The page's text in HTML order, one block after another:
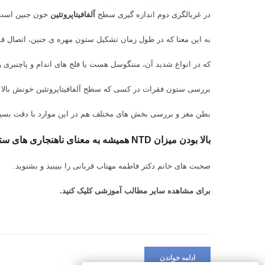
در غربالگری دوم اندازه گیری سطح آلفافیتاپروتئین خون جنین
به این معنا که در طول زمان تشکیل ستون مهره ی جنین، اتصال
که در انواع شدید آن، مننگوسل هست یا فلج های اندام و
بررسی ستون فقرات در کسی که سطح آلفافیتاپروتئین خونش
بطن مغز و بررسی بخش های مختلف هم در این موارد با دقت
بالا بودن میزان NTD همیشه به معنای ناهنجاری های ستون فقرات نیست اما هشداری جدی برای بررسی های دقیق تر و سونوگرافی و پیگیری بیشتر است.
صحبت های خانم دکتر فاطمه مهتاب قربانی را ببینید و بشنوید.
برای مشاهده سایر مطالب آموزشیکلیک کنید.
ادامه خواندن